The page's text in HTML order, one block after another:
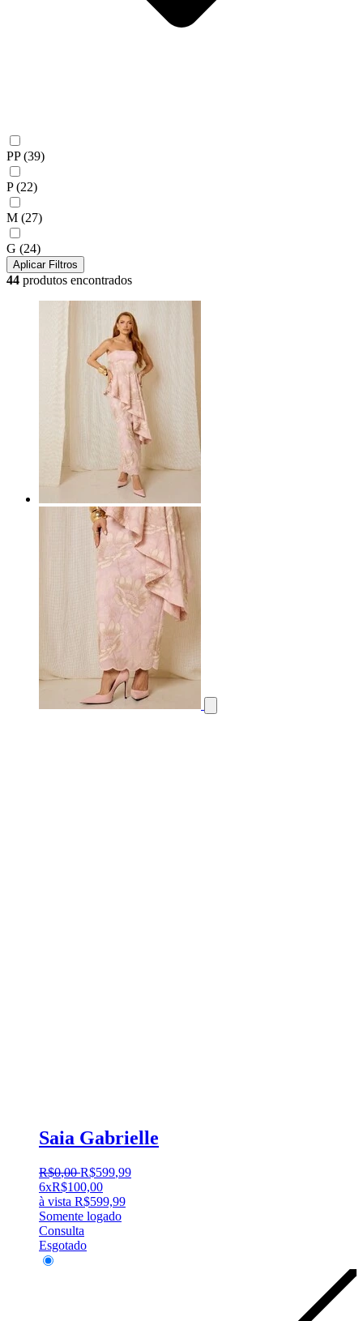
PP(39)
P(22)
M (27)
G (24)
Aplicar Filtros
44 produtos encontrados
Saia Gabrielle
R$0,00 R$599,99
6xR$100,00
à vista R$599,99
Somente logado
Consulta
Esgotado